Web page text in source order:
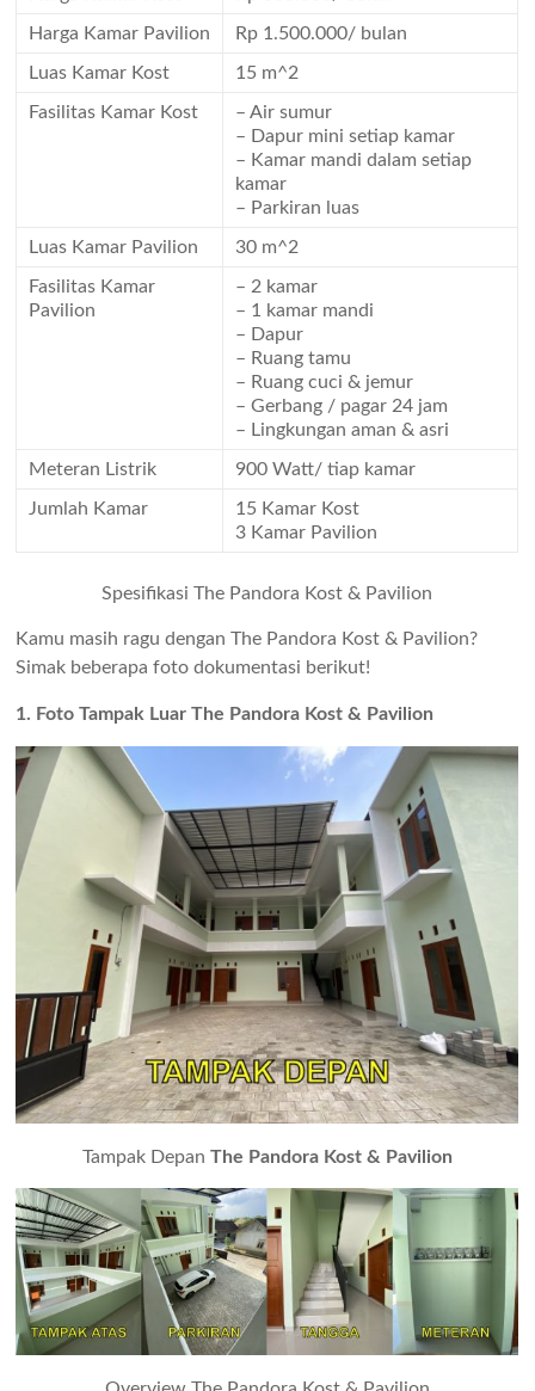
Harga Kamar Pavilion Rp 1.500.000/ bulan
Luas Kamar Kost 15 m^2
Fasilitas Kamar Kost
– Air sumur
– Dapur mini setiap kamar
– Kamar mandi dalam setiap
kamar
– Parkiran luas
Luas Kamar Pavilion 30 m^2
Fasilitas Kamar
Pavilion
– 2 kamar
– 1 kamar mandi
– Dapur
– Ruang tamu
– Ruang cuci & jemur
– Gerbang / pagar 24 jam
– Lingkungan aman & asri
Meteran Listrik 900 Watt/ tiap kamar
Jumlah Kamar
15 Kamar Kost
3 Kamar Pavilion
Spesifikasi The Pandora Kost & Pavilion
Kamu masih ragu dengan The Pandora Kost & Pavilion?
Simak beberapa foto dokumentasi berikut!
1. Foto Tampak Luar The Pandora Kost & Pavilion
Tampak Depan The Pandora Kost & Pavilion